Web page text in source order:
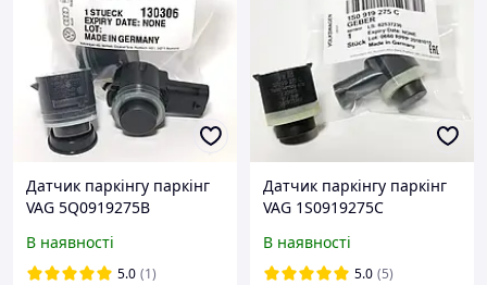
Датчик паркінгу паркінг
VAG 5Q0919275B
В наявності
5.0 (1)
Датчик паркінгу паркінг
VAG 1S0919275C
В наявності
5.0 (5)